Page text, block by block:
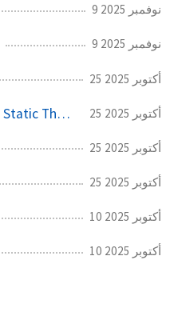
9 نوفمبر 2025
9 نوفمبر 2025
25 أكتوبر 2025
InfoSec CTF – Ep. 47 - The Static Theory 25 أكتوبر 2025
25 أكتوبر 2025
25 أكتوبر 2025
10 أكتوبر 2025
10 أكتوبر 2025